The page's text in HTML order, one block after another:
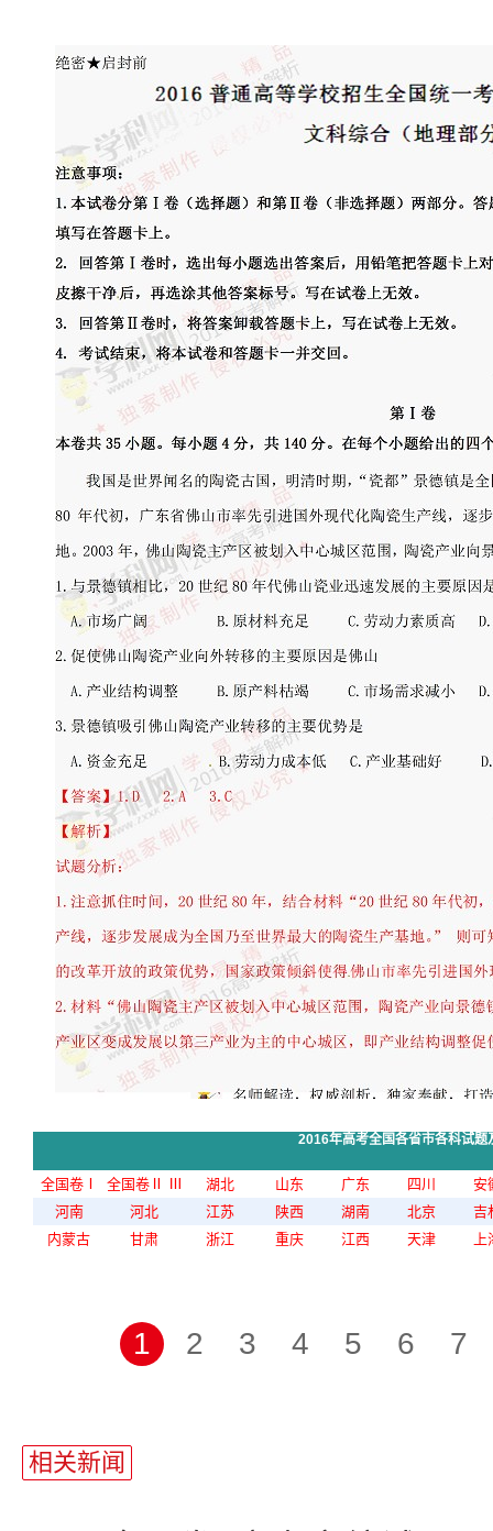
2016年高考全国各省市各科试题
全国卷Ⅰ 全国卷Ⅱ 湖北 山东 广东 四川
安
河南
河北 江苏 陕西 湖南 北京
吉
内蒙古
甘肃 浙江 重庆 江西 天津 上
1 2 3 4 5 6 7
相关新闻